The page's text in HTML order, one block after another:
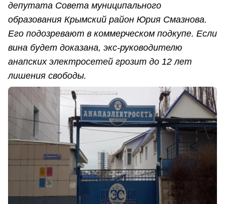
депутата Совета муниципального
образования Крымский район Юрия Смазнова.
Его подозревают в коммерческом подкупе. Если
вина будет доказана, экс-руководителю
анапских электросетей грозит до 12 лет
лишения свободы.